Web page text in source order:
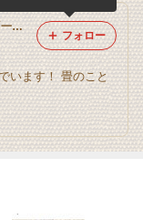
北九州市八幡西区岩村畳店 三代目の「一畳入魂」ブログ
います！ 畳のこと
フォロー